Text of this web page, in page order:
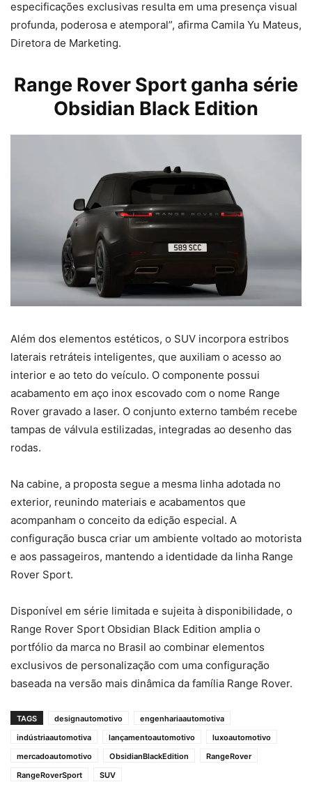
especificações exclusivas resulta em uma presença visual
profunda, poderosa e atemporal”, afirma Camila Yu Mateus,
Diretora de Marketing.
Range Rover Sport ganha série
Obsidian Black Edition
Além dos elementos estéticos, o SUV incorpora estribos
laterais retráteis inteligentes, que auxiliam o acesso ao
interior e ao teto do veículo. O componente possui
acabamento em aço inox escovado com o nome Range
Rover gravado a laser. O conjunto externo também recebe
tampas de válvula estilizadas, integradas ao desenho das
rodas.
Na cabine, a proposta segue a mesma linha adotada no
exterior, reunindo materiais e acabamentos que
acompanham o conceito da edição especial. A
configuração busca criar um ambiente voltado ao motorista
e aos passageiros, mantendo a identidade da linha Range
Rover Sport.
Disponível em série limitada e sujeita à disponibilidade, o
Range Rover Sport Obsidian Black Edition amplia o
portfólio da marca no Brasil ao combinar elementos
exclusivos de personalização com uma configuração
baseada na versão mais dinâmica da família Range Rover.
TAGS designautomotivo
engenhariaautomotiva
indústriaautomotiva
lançamentoautomotivo
luxoautomotivo
mercadoautomotivo
ObsidianBlackEdition
RangeRover
RangeRoverSport
SUV